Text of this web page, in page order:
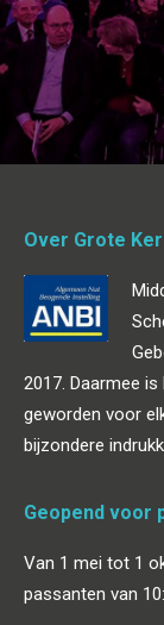
Over Grote
2017. Daarmee
geworden voor
bijzondere
Geopend voor
Van 1 mei tot 1
passanten van